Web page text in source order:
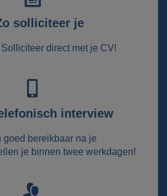
solliciteer je
direct met je CV!
interview
goed bereikbaar na je
je binnen twee werkdagen!